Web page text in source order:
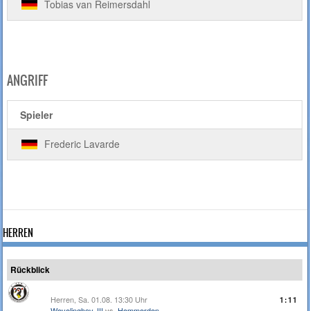
Tobias van Reimersdahl
ANGRIFF
Spieler
Frederic Lavarde
HERREN
Rückblick
Herren, Sa. 01.08. 13:30 Uhr
1:11